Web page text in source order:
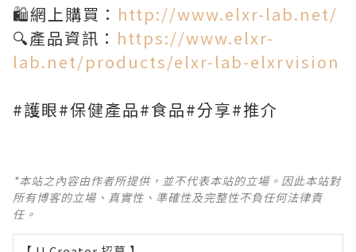
🛍️網上購買： http://www.elxr-lab.net/
🔍產品資訊： https://www.elxr-
lab.net/products/elxr-lab-elxrvision
#護眼#保健產品#食品#分享#推介
*本站之內容由作者所提供，並不代表本站的立場。因此本站對
所有博客的立場、真實性、準確性及完整性不負任何法律責
任。